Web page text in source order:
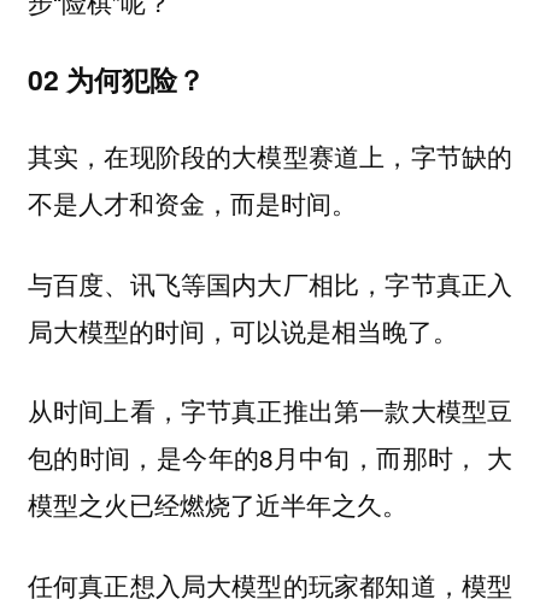
02 为何犯险？
其实，在现阶段的大模型赛道上，字节缺的
不是人才和资金，而是时间。
与百度、讯飞等国内大厂相比，字节真正入
局大模型的时间，可以说是相当晚了。
从时间上看，字节真正推出第一款大模型豆
包的时间，是今年的8月中旬，而那时， 大
模型之火已经燃烧了近半年之久。
任何真正想入局大模型的玩家都知道，模型